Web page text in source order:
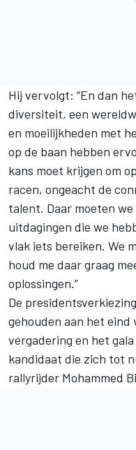
Hij vervolgt: “En dan
diversiteit, een
en moeilijkheden met
op de baan hebben
kans moet krijgen om
racen, ongeacht de
talent. Daar moeten
uitdagingen die we
vlak iets bereiken. We
houd me daar graag
oplossingen.”
De
gehouden aan het eind
vergadering en het
kandidaat die zich tot
rallyrijder Mohammed